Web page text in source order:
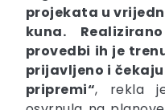
projekata u
kuna.
provedbi ih je
prijavljeno i
pripremi“, rekla